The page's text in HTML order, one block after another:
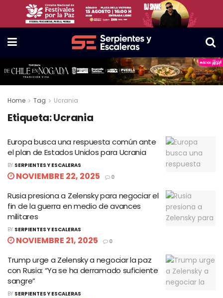
Home Tag Ucrania
Etiqueta:Ucrania
Europa busca una respuesta común ante
el plan de Estados Unidos para Ucrania
BY SERPIENTES Y ESCALERAS
NOVIEMBRE 22, 2025 0
Rusia presiona a Zelensky para negociar el
fin de la guerra en medio de avances
militares
BY SERPIENTES Y ESCALERAS
NOVIEMBRE 21, 2025 0
Trump urge a Zelensky a negociar la paz
con Rusia: “Ya se ha derramado suficiente
sangre”
BY SERPIENTES Y ESCALERAS